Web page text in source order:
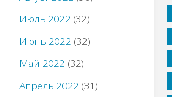
Июль 2022 (32)
Июнь 2022 (32)
Май 2022 (32)
Апрель 2022 (31)